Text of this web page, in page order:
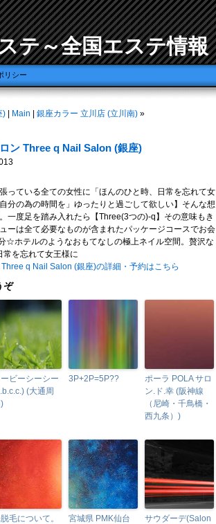
テ～全国エステ情報
リシー
) Main 銀座カラー 立川店 (立川南) »
ン Three q Nail Salon (銀座)
っている全ての女性に「ほんのひと時、日常を忘れて女
分の為の時間を」ゆったりと過ごして欲しい】そんな想
一度足を踏み入れたら【Three(3つの)-q】その意味もき
ーは全て必要なものが含まれたパッケージコースでお会
☆ホテルのようなおもてなしの極上ネイル空間。贅沢な
を忘れて女王様に
q Nail Salon (銀座)の詳細・予約はこちら
ぞ
ビーシーシー
(大通周
3P+2P=5P??
ポーラ POLA サロ
ン.ド.幸 (阪神線
（尼崎・千鳥橋・
西九条）)
毛について。
宮城県 PMK仙台
サウダーデ(Salon